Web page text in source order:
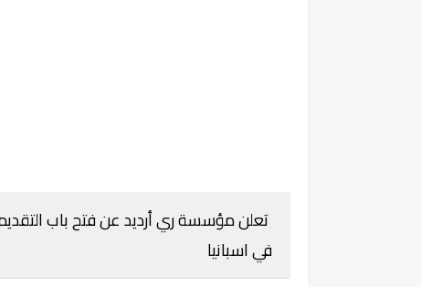
تعلن مؤسسة ري أرديد عن فتح باب
في اسبانيا